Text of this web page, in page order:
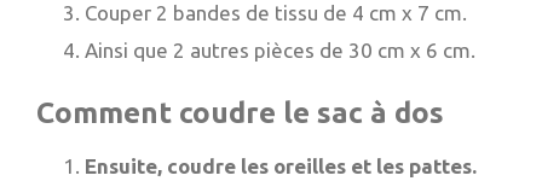
Couper 2 bandes de tissu de 4 cm x 7 cm.
Ainsi que 2 autres pièces de 30 cm x 6 cm.
Comment coudre le sac à dos
Ensuite, coudre les oreilles et les pattes.